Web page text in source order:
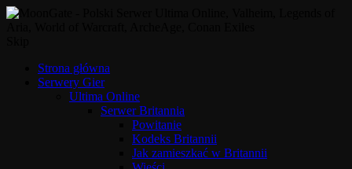
Strona główna
Serwery Gier
Ultima Online
Serwer Britannia
Powitanie
Kodeks Britannii
Jak zamieszkać w Britannii